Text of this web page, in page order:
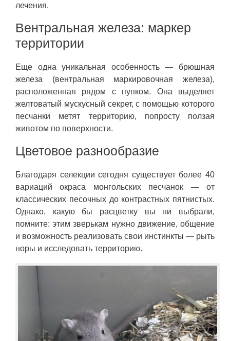
лечения.
Вентральная железа: маркер
территории
Еще одна уникальная особенность — брюшная
железа (вентральная маркировочная железа),
расположенная рядом с пупком. Она выделяет
желтоватый мускусный секрет, с помощью которого
песчанки метят территорию, попросту ползая
животом по поверхности.
Цветовое разнообразие
Благодаря селекции сегодня существует более 40
вариаций окраса монгольских песчанок — от
классических песочных до контрастных пятнистых.
Однако, какую бы расцветку вы ни выбрали,
помните: этим зверькам нужно движение, общение
и возможность реализовать свои инстинкты — рыть
норы и исследовать территорию.